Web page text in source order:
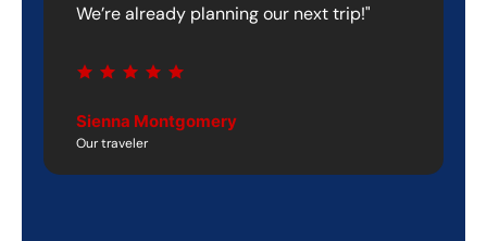
We’re already planning our next trip!"
Sienna Montgomery
Our traveler